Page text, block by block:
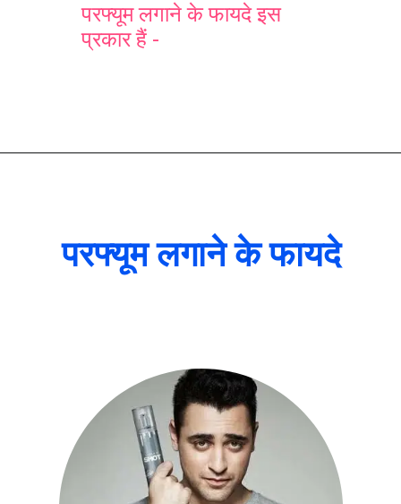
परफ्यूम लगाने के फायदे इस
प्रकार हैं -
परफ्यूम लगाने के फायदे